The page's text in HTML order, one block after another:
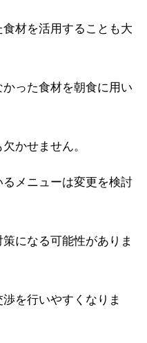
材を活用することも大
った食材を朝食に用い
かせません。
メニューは変更を検討
になる可能性がありま
を行いやすくなりま